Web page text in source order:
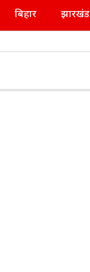
बिहार झारखंड